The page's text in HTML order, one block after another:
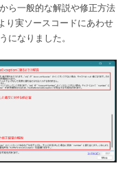
ら一般的な解説や修正方法
り実ソースコードにあわせ
になりました。